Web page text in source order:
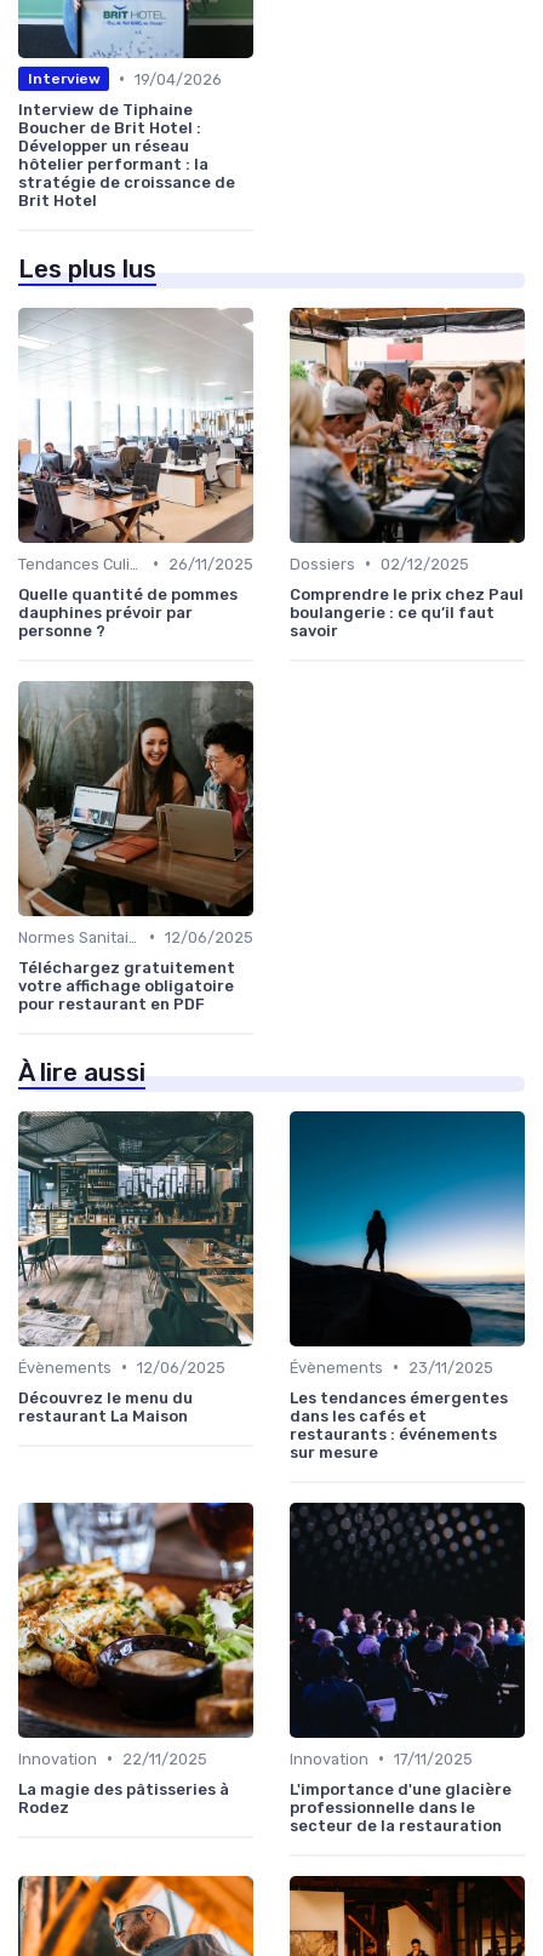
Interview • 19/04/2026
Interview de Tiphaine
Boucher de Brit Hotel :
Développer un réseau
hôtelier performant : la
stratégie de croissance de
Brit Hotel
Les plus lus
•
26/11/2025
Quelle quantité de pommes
dauphines prévoir par
personne ?
Dossiers • 02/12/2025
Comprendre le prix chez Paul
boulangerie : ce qu’il faut
savoir
• 12/06/2025
Téléchargez gratuitement
votre affichage obligatoire
pour restaurant en PDF
À lire aussi
Évènements • 12/06/2025
Découvrez le menu du
restaurant La Maison
Évènements •
23/11/2025
Les tendances émergentes
dans les cafés et
restaurants : événements
sur mesure
Innovation •
22/11/2025
La magie des pâtisseries à
Rodez
Innovation • 17/11/2025
L'importance d'une glacière
professionnelle dans le
secteur de la restauration